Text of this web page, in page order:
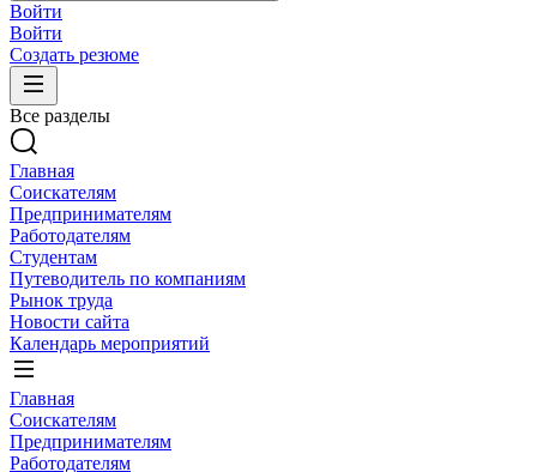
Войти
Войти
Создать резюме
Все разделы
Главная
Соискателям
Предпринимателям
Работодателям
Студентам
Путеводитель по компаниям
Рынок труда
Новости сайта
Календарь мероприятий
Главная
Соискателям
Предпринимателям
Работодателям